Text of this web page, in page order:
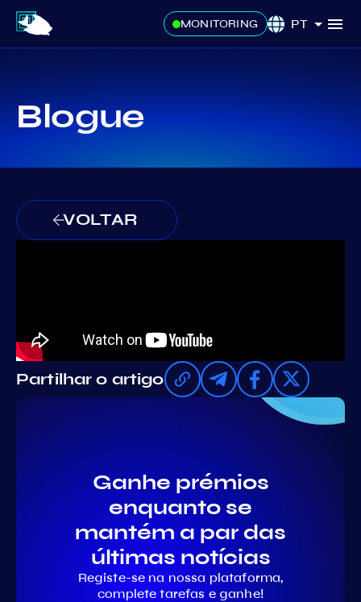
MONITORING PT
Blogue
VOLTAR
Partilhar o artigo
Ganhe prémios
enquanto se
mantém a par das
últimas notícias
Registe-se na nossa plataforma,
complete tarefas e ganhe!